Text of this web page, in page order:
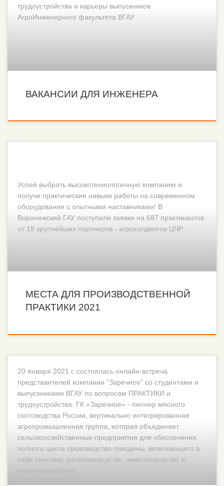
трудоустройства и карьеры выпускников
АгроИнженерного факультета ВГАУ
ВАКАНСИИ ДЛЯ ИНЖЕНЕРА
Успей выбрать высокотехнологичную компанию и
получи практические навыки работы на современном
оборудовании с опытными наставниками! В
Воронежский ГАУ поступили заявки на 687 практикантов
от 18 крупнейших партнеров - агрохолдингов ЦЧР...
МЕСТА ДЛЯ ПРОИЗВОДСТВЕННОЙ
ПРАКТИКИ 2021
20 января 2021 г. состоялась онлайн-встреча
представителей компании "Заречное" со студентами и
выпускниками ВГАУ по вопросам ПРАКТИКИ и
трудоустройства. ГК «Заречное» - пионер мясного
скотоводства России, вертикально интегрированная
агропромышленная группа, которая объединяет
сельскохозяйственные предприятия для обеспечения
полного цикла производства говядины, включающего в
себя генетику, растениеводство, животноводство и
мясопереработку...